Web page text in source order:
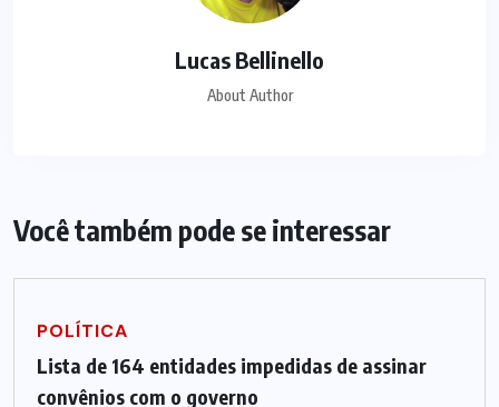
Lucas Bellinello
About Author
Você também pode se interessar
POLÍTICA
Lista de 164 entidades impedidas de assinar
convênios com o governo